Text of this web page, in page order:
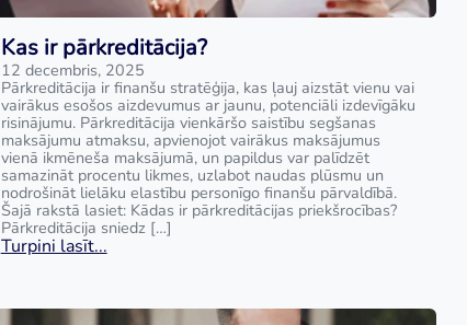
Kas ir pārkreditācija?
12 decembris, 2025
Pārkreditācija ir finanšu stratēģija, kas ļauj aizstāt vienu vai
vairākus esošos aizdevumus ar jaunu, potenciāli izdevīgāku
risinājumu. Pārkreditācija vienkāršo saistību segšanas
maksājumu atmaksu, apvienojot vairākus maksājumus
vienā ikmēneša maksājumā, un papildus var palīdzēt
samazināt procentu likmes, uzlabot naudas plūsmu un
nodrošināt lielāku elastību personīgo finanšu pārvaldībā.
Šajā rakstā lasiet: Kādas ir pārkreditācijas priekšrocības?
Pārkreditācija sniedz […]
Turpini lasīt...